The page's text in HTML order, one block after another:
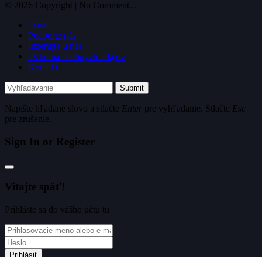
© 2026 Copyright | No Comment...
O nás
Podporte nás
Inzerujte u nás
Ochrana osobných údajov
Kontakt
Submit
Napíšte hľadané slovo a stlačte Enter pre vyhľadanie. Stlačte Esc
pre zrušenie.
Sign In or Register
Vitajte späť!
Prihláste sa do vášho účtu tu
Prihlásiť